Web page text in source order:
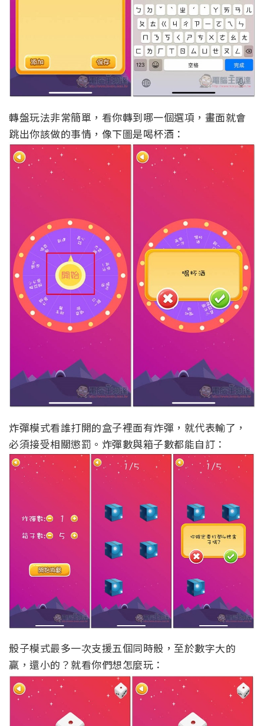
轉盤玩法非常簡單，看你轉到哪一個選項，畫面就會
跳出你該做的事情，像下圖是喝杯酒：
炸彈模式看誰打開的盒子裡面有炸彈，就代表輸了，
必須接受相關懲罰。炸彈數與箱子數都能自訂：
骰子模式最多一次支援五個同時骰，至於數字大的
贏，還小的？就看你們想怎麼玩：